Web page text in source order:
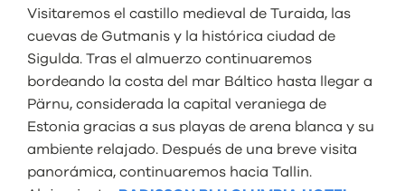
Visitaremos el castillo medieval de Turaida, las
cuevas de Gutmanis y la histórica ciudad de
Sigulda. Tras el almuerzo continuaremos
bordeando la costa del mar Báltico hasta llegar a
Pärnu, considerada la capital veraniega de
Estonia gracias a sus playas de arena blanca y su
ambiente relajado. Después de una breve visita
panorámica, continuaremos hacia Tallin.